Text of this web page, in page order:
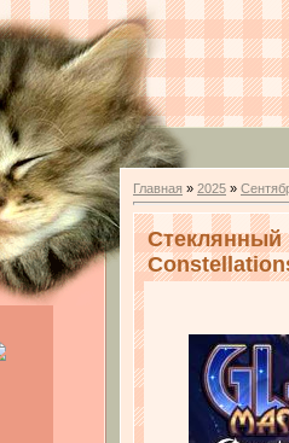
Главная » 2025 »
Стеклянный